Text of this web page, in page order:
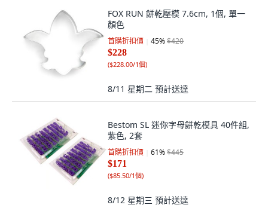
FOX RUN 餅乾壓模 7.6cm, 1個, 單一
顏色
首購折扣價 45%$420
$228
($228.00/1個)
8/11 星期二 預計送達
Bestom SL 迷你字母餅乾模具 40件組,
紫色, 2套
首購折扣價 61%$445
$171
($85.50/1個)
8/12 星期三 預計送達